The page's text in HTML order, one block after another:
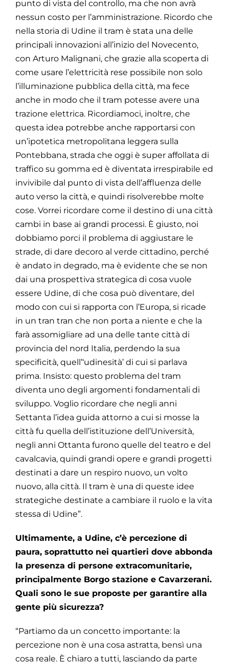
punto di vista del controllo, ma che non avrà
nessun costo per l’amministrazione. Ricordo che
nella storia di Udine il tram è stata una delle
principali innovazioni all’inizio del Novecento,
con Arturo Malignani, che grazie alla scoperta di
come usare l’elettricità rese possibile non solo
l’illuminazione pubblica della città, ma fece
anche in modo che il tram potesse avere una
trazione elettrica. Ricordiamoci, inoltre, che
questa idea potrebbe anche rapportarsi con
un’ipotetica metropolitana leggera sulla
Pontebbana, strada che oggi è super affollata di
traffico su gomma ed è diventata irrespirabile ed
invivibile dal punto di vista dell’affluenza delle
auto verso la città, e quindi risolverebbe molte
cose. Vorrei ricordare come il destino di una città
cambi in base ai grandi processi. È giusto, noi
dobbiamo porci il problema di aggiustare le
strade, di dare decoro al verde cittadino, perché
è andato in degrado, ma è evidente che se non
dai una prospettiva strategica di cosa vuole
essere Udine, di che cosa può diventare, del
modo con cui si rapporta con l’Europa, si ricade
in un tran tran che non porta a niente e che la
farà assomigliare ad una delle tante città di
provincia del nord Italia, perdendo la sua
specificità, quell’‘udinesità’ di cui si parlava
prima. Insisto: questo problema del tram
diventa uno degli argomenti fondamentali di
sviluppo. Voglio ricordare che negli anni
Settanta l’idea guida attorno a cui si mosse la
città fu quella dell’istituzione dell’Università,
negli anni Ottanta furono quelle del teatro e del
cavalcavia, quindi grandi opere e grandi progetti
destinati a dare un respiro nuovo, un volto
nuovo, alla città. Il tram è una di queste idee
strategiche destinate a cambiare il ruolo e la vita
stessa di Udine”.
Ultimamente, a Udine, c’è percezione di
paura, soprattutto nei quartieri dove abbonda
la presenza di persone extracomunitarie,
principalmente Borgo stazione e Cavarzerani.
Quali sono le sue proposte per garantire alla
gente più sicurezza?
“Partiamo da un concetto importante: la
percezione non è una cosa astratta, bensì una
cosa reale. È chiaro a tutti, lasciando da parte